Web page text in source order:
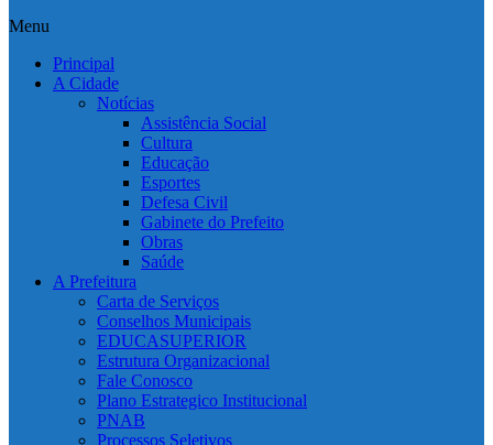
Menu
Principal
A Cidade
Notícias
Assistência Social
Cultura
Educação
Esportes
Defesa Civil
Gabinete do Prefeito
Obras
Saúde
A Prefeitura
Carta de Serviços
Conselhos Municipais
EDUCASUPERIOR
Estrutura Organizacional
Fale Conosco
Plano Estrategico Institucional
PNAB
Processos Seletivos